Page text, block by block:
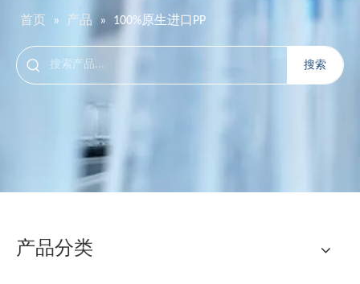
首页 » 产品 » 100%原生进口PP
搜索
产品分类